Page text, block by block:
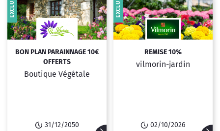
BON PLAN PARAINNAGE 10€
OFFERTS
Boutique Végétale
31/12/2050
EXCLU
REMISE 10%
vilmorin-jardin
02/10/2026
EXCLU